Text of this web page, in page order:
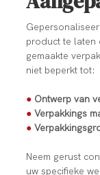
product te laten
gemaakte
niet beperkt tot:
● Ontwerp van
●Verpakkings
●
Neem gerust
uw specifieke